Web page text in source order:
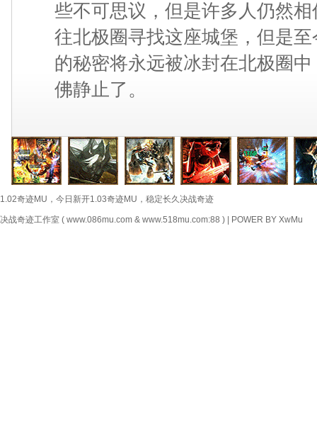
些不可思议，但是许多人仍然
往北极圈寻找这座城堡，但是
的秘密将永远被冰封在北极圈
佛静止了。
1.02奇迹MU，今日新开1.03奇迹MU，稳定长久决战奇迹
决战奇迹工作室 ( www.086mu.com & www.518mu.com:88 ) | POWER BY XwMu